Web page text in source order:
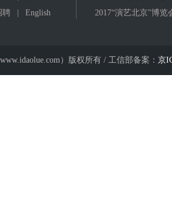
聘 English
2017“演艺北京”博览
）版权所有 / 工信部备案： 京